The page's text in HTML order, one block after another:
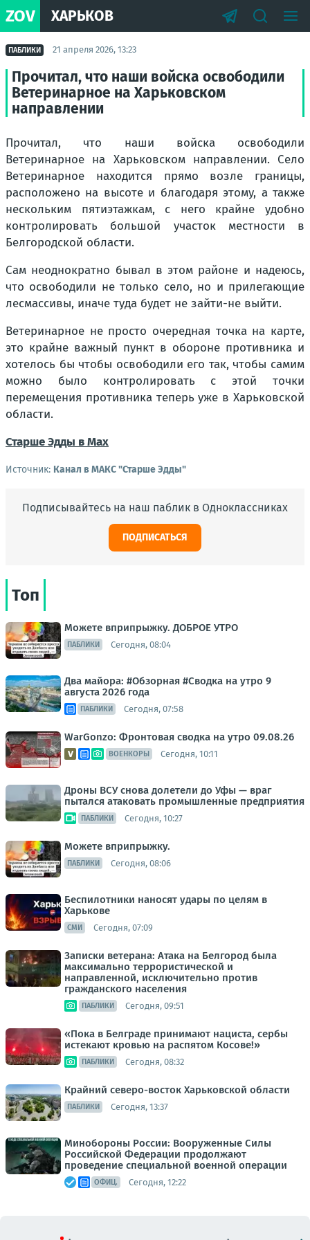
ZOV ХАРЬКОВ
ПАБЛИКИ 21 апреля 2026, 13:23
Прочитал, что наши войска освободили
Ветеринарное на Харьковском
направлении
Прочитал, что наши войска освободили
Ветеринарное на Харьковском направлении. Село
Ветеринарное находится прямо возле границы,
расположено на высоте и благодаря этому, а также
нескольким пятиэтажкам, с него крайне удобно
контролировать большой участок местности в
Белгородской области.
Сам неоднократно бывал в этом районе и надеюсь,
что освободили не только село, но и прилегающие
лесмассивы, иначе туда будет не зайти-не выйти.
Ветеринарное не просто очередная точка на карте,
это крайне важный пункт в обороне противника и
хотелось бы чтобы освободили его так, чтобы самим
можно было контролировать с этой точки
перемещения противника теперь уже в Харьковской
области.
Старше Эдды в Мах
Источник: Канал в МАКС "Старше Эдды"
Подписывайтесь на наш паблик в Одноклассниках
ПОДПИСАТЬСЯ
Топ
Можете вприпрыжку. ДОБРОЕ УТРО
ПАБЛИКИ Сегодня, 08:04
Два майора: #Обзорная #Сводка на утро 9
августа 2026 года
ПАБЛИКИ Сегодня, 07:58
WarGonzo: Фронтовая сводка на утро 09.08.26
ВОЕНКОРЫ Сегодня, 10:11
Дроны ВСУ снова долетели до Уфы — враг
пытался атаковать промышленные предприятия
ПАБЛИКИ Сегодня, 10:27
Можете вприпрыжку.
ПАБЛИКИ Сегодня, 08:06
Беспилотники наносят удары по целям в
Харькове
СМИ Сегодня, 07:09
Записки ветерана: Атака на Белгород была
максимально террористической и
направленной, исключительно против
гражданского населения
ПАБЛИКИ Сегодня, 09:51
«Пока в Белграде принимают нациста, сербы
истекают кровью на распятом Косове!»
ПАБЛИКИ Сегодня, 08:32
Крайний северо-восток Харьковской области
ПАБЛИКИ Сегодня, 13:37
Минобороны России: Вооруженные Силы
Российской Федерации продолжают
проведение специальной военной операции
ОФИЦ. Сегодня, 12:22